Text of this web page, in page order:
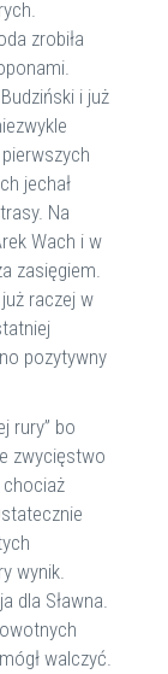
zrobiła
i już
jechał
Na
Wach i w
zasięgiem.
raczej w
pozytywny
rury” bo
zwycięstwo
chociaż
wynik.
dla Sławna.
walczyć.